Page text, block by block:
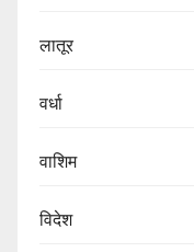
लातूर
वर्धा
वाशिम
विदेश